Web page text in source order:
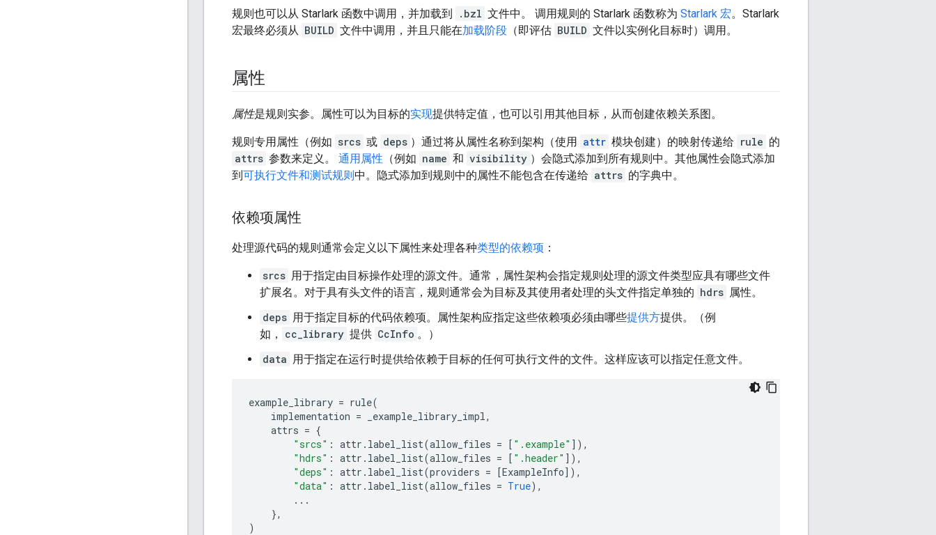
规则也可以从 Starlark 函数中调用，并加载到 .bzl 文件中。 调用规则的 Starlark 函数称为 Starlark 宏。Starlark
宏最终必须从 BUILD 文件中调用，并且只能在加载阶段 （即评估 BUILD 文件以实例化目标时）调用。
属性
属性是规则实参。属性可以为目标的实现提供特定值，也可以引用其他目标，从而创建依赖关系图。
规则专用属性（例如 srcs 或 deps ）通过将从属性名称到架构（使用 attr 模块创建）的映射传递给 rule 的
attrs 参数来定义。 通用属性 （例如 name 和 visibility ）会隐式添加到所有规则中。其他属性会隐式添加
到可执行文件和测试规则中。隐式添加到规则中的属性不能包含在传递给 attrs 的字典中。
依赖项属性
处理源代码的规则通常会定义以下属性来处理各种类型的依赖项 ：
srcs 用于指定由目标操作处理的源文件。通常，属性架构会指定规则处理的源文件类型应具有哪些文件
扩展名。对于具有头文件的语言，规则通常会为目标及其使用者处理的头文件指定单独的 hdrs 属性。
deps 用于指定目标的代码依赖项。属性架构应指定这些依赖项必须由哪些提供方提供。（例
如，
cc_library 提供 CcInfo 。）
data 用于指定在运行时提供给依赖于目标的任何可执行文件的文件。这样应该可以指定任意文件。
example_library = rule(
implementation = _example_library_impl,
attrs = {
"srcs" : attr . label_list(allow_files = [ ".example" ]),
"hdrs" : attr . label_list(allow_files = [ ".header" ]),
"deps" : attr . label_list(providers = [ExampleInfo]),
"data" : attr . label_list(allow_files = True),
...
},
)